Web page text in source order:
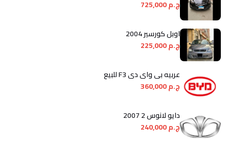
ج.م 725,000
اوبل كورسير 2004
ج.م 225,000
عربيه بى واى دى F3 للبيع
ج.م 360,000
دايو لانوس 2 2007
ج.م 240,000